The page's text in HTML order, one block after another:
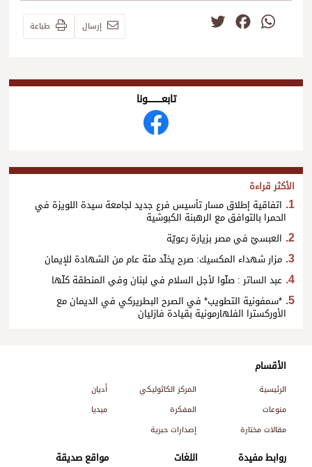
WhatsApp
Facebook إرسال طباعة
تابعــــــــــونا
الأكثر قراءة
اتفاقية إطلاق مسار تأسيس فرع جديد لجامعة سيدة اللويزة في
الحمرا بالتوافق مع الرهبنة الكبوشية
العبسيّ في مصر بزيارة رعويّة
مزار شهداء المكسيك: صرح يخلّد مئة عام من الشهادة للإيمان
عبد الساتر : صلّوا لأجل السلام في لبنان وفي المنطقة كلّها
*سمفونية التطويب* في الصرح البطريركي في الديمان مع
الأوركسترا الفلهارمونية بقيادة فازليان
الأقسام
الرئيسية المركز الكاثوليكي
أديان
منوعات
المفكرة
ميديا
مقالات مختارة
إصدارات حبرية
روابط مفيدة اللغات مواقع صديقة